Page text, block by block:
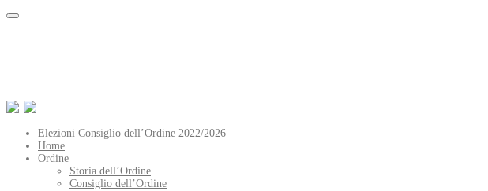
Elezioni Consiglio dell’Ordine 2022/2026
Home
Ordine
Storia dell’Ordine
Consiglio dell’Ordine